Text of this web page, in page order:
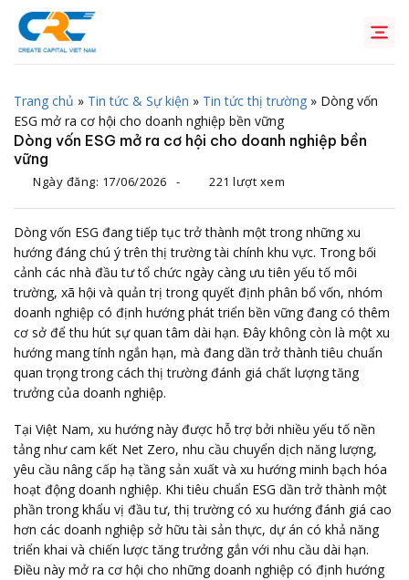
Chuyển
đến
dung
Trang chủ » Tin tức & Sự kiện » Tin tức thị trường » Dòng vốn
ESG mở ra cơ hội cho doanh nghiệp bền vững
Dòng vốn ESG mở ra cơ hội cho doanh nghiệp bền
vững
Ngày đăng: 17/06/2026 - 221 lượt xem
Dòng vốn ESG đang tiếp tục trở thành một trong những xu
hướng đáng chú ý trên thị trường tài chính khu vực. Trong bối
cảnh các nhà đầu tư tổ chức ngày càng ưu tiên yếu tố môi
trường, xã hội và quản trị trong quyết định phân bổ vốn, nhóm
doanh nghiệp có định hướng phát triển bền vững đang có thêm
cơ sở để thu hút sự quan tâm dài hạn. Đây không còn là một xu
hướng mang tính ngắn hạn, mà đang dần trở thành tiêu chuẩn
quan trọng trong cách thị trường đánh giá chất lượng tăng
trưởng của doanh nghiệp.
Tại Việt Nam, xu hướng này được hỗ trợ bởi nhiều yếu tố nền
tảng như cam kết Net Zero, nhu cầu chuyển dịch năng lượng,
yêu cầu nâng cấp hạ tầng sản xuất và xu hướng minh bạch hóa
hoạt động doanh nghiệp. Khi tiêu chuẩn ESG dần trở thành một
phần trong khẩu vị đầu tư, thị trường có xu hướng đánh giá cao
hơn các doanh nghiệp sở hữu tài sản thực, dự án có khả năng
triển khai và chiến lược tăng trưởng gắn với nhu cầu dài hạn.
Điều này mở ra cơ hội cho những doanh nghiệp có định hướng